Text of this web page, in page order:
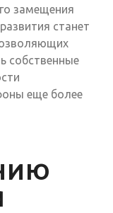
замещения
станет
собственные
еще более